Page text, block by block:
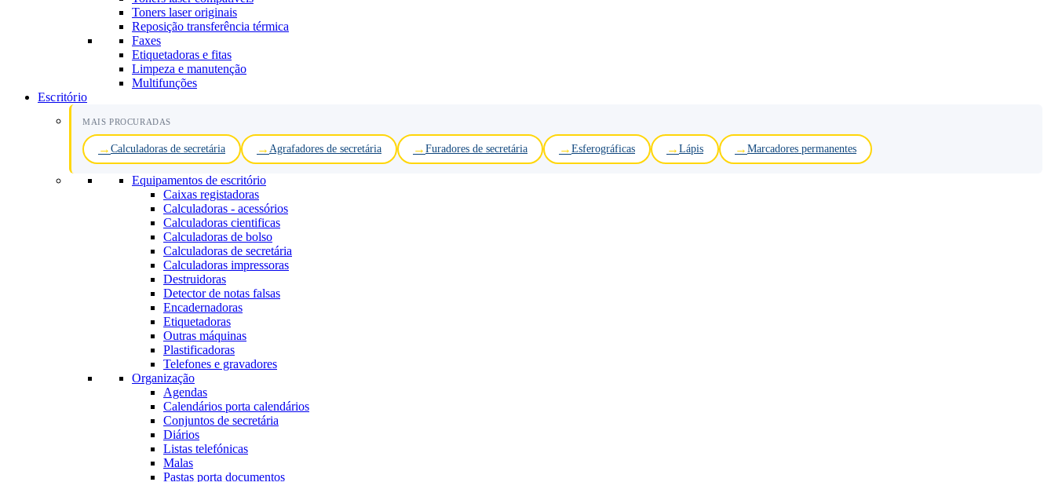
Toners laser originais
Reposição transferência térmica
Faxes
Etiquetadoras e fitas
Limpeza e manutenção
Multifunções
Escritório
MAIS PROCURADAS
Calculadoras de secretária Agrafadores de secretária Furadores de secretária Esferográficas Lápis Marcadores permanentes
Equipamentos de escritório
Caixas registadoras
Calculadoras - acessórios
Calculadoras cientificas
Calculadoras de bolso
Calculadoras de secretária
Calculadoras impressoras
Destruidoras
Detector de notas falsas
Encadernadoras
Etiquetadoras
Outras máquinas
Plastificadoras
Telefones e gravadores
Organização
Agendas
Calendários porta calendários
Conjuntos de secretária
Diários
Listas telefónicas
Malas
Pastas porta documentos